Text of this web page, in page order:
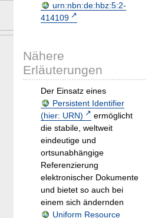
urn:nbn:de:hbz:5:2-
414109
Nähere
Erläuterungen
Der Einsatz eines
Persistent Identifier
(hier: URN)
ermöglicht
die stabile, weltweit
eindeutige und
ortsunabhängige
Referenzierung
elektronischer Dokumente
und bietet so auch bei
einem sich ändernden
Uniform Resource